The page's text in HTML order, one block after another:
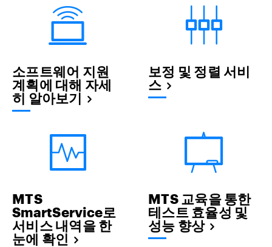
소프트웨어 지원
계획에 대해 자세
히 알아보기
보정 및 정렬 서비
스
MTS
SmartService로
서비스 내역을 한
눈에 확인
MTS 교육을 통한
테스트 효율성 및
성능 향상